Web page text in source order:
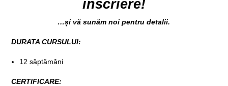
înscriere!
…și vă sunăm noi pentru detalii.
DURATA CURSULUI:
12 săptămâni
CERTIFICARE: